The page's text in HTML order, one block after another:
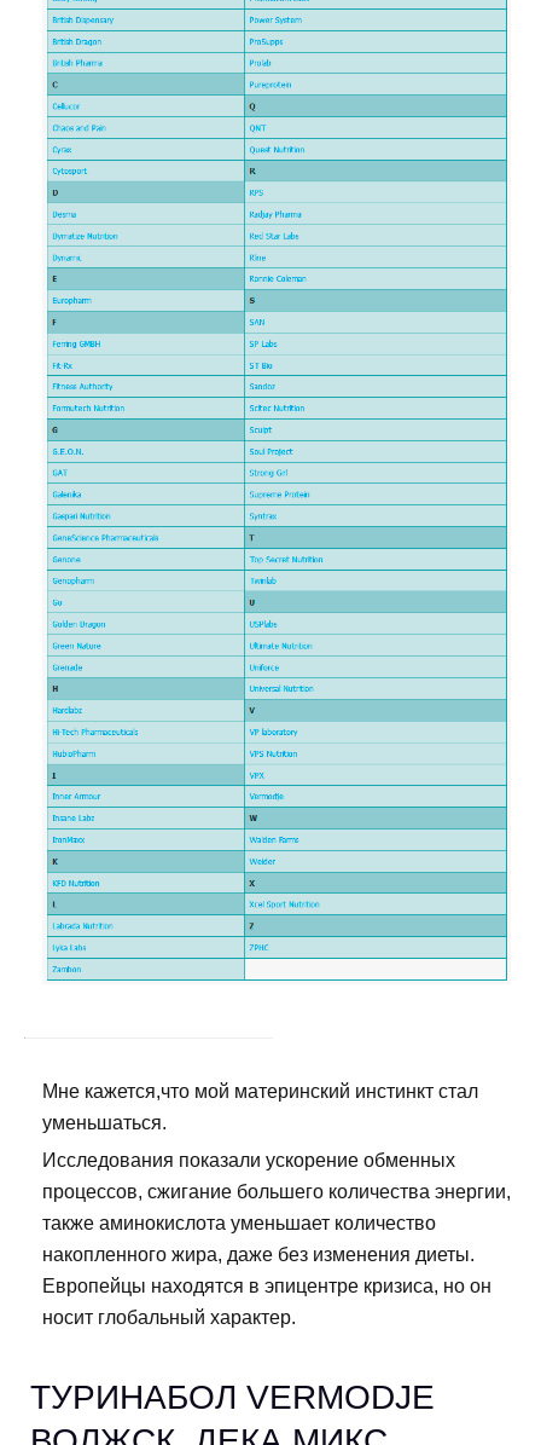
Мне кажется,что мой материнский инстинкт стал
уменьшаться.
Исследования показали ускорение обменных
процессов, сжигание большего количества энергии,
также аминокислота уменьшает количество
накопленного жира, даже без изменения диеты.
Европейцы находятся в эпицентре кризиса, но он
носит глобальный характер.
ТУРИНАБОЛ VERMODJE